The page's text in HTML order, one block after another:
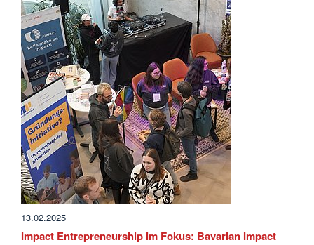
13.02.2025
Impact Entrepreneurship im Fokus: Bavarian Impact